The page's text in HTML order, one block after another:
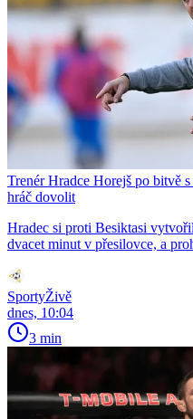
Trenér Hradce Horejš po bitvě
hráč dovolit
Hradec si proti Besiktasi
dvacet minut v přesilovce, a
SportyŽivě
dnes, 10:04
3 min